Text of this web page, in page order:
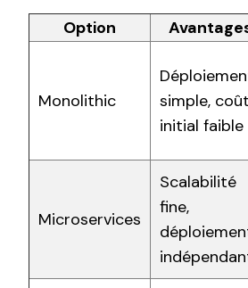
Option
Monolithic
simple, coût
initial faible
Microservices
Scalabilité
fine,